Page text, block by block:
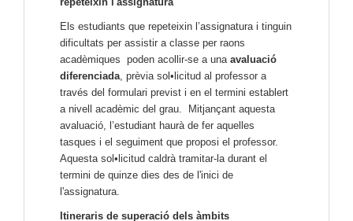
Els estudiants que repeteixin l’assignatura i tinguin
dificultats per assistir a classe per raons
acadèmiques poden acollir-se a una avaluació
diferenciada, prèvia sol•licitud al professor a
través del formulari previst i en el termini establert
a nivell acadèmic del grau. Mitjançant aquesta
avaluació, l’estudiant haurà de fer aquelles
tasques i el seguiment que proposi el professor.
Aquesta sol•licitud caldrà tramitar-la durant el
termini de quinze dies des de l'inici de
l'assignatura.
Itineraris de superació dels àmbits